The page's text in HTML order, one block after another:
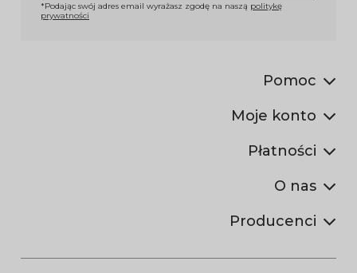
*Podając swój adres email wyrażasz zgodę na naszą politykę
prywatności
Pomoc
Moje konto
Płatności
O nas
Producenci